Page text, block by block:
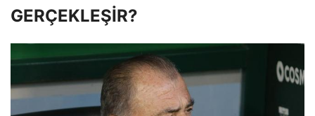
GERÇEKLEŞİR?